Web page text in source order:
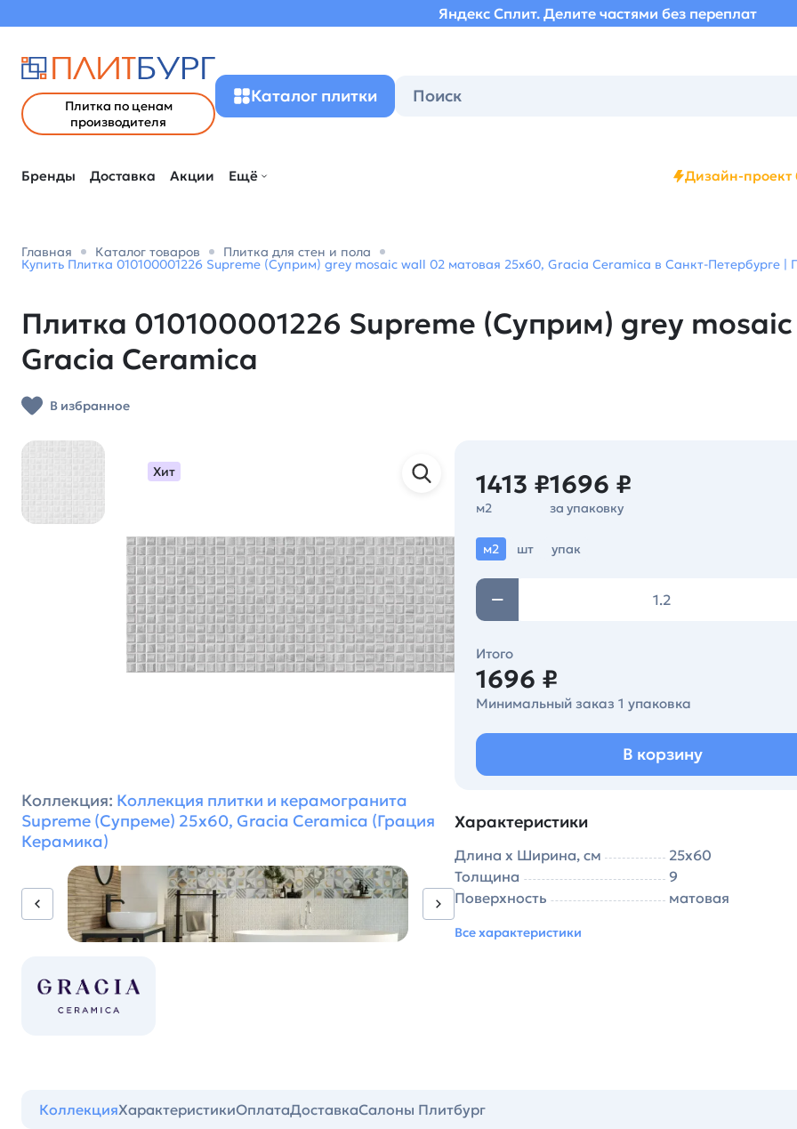
Яндекс Сплит. Делите частями без переплат
Плитка по ценам
производителя
Каталог плитки
Бренды Доставка Акции Ещё Дизайн-проект
Главная Каталог товаров Плитка для стен и пола
Купить Плитка 010100001226 Supreme (Суприм) grey mosaic wall 02 матовая 25х60, Gracia Ceramica в Санкт-Петербурге |
Плитка 010100001226 Supreme (Суприм) grey
Gracia Ceramica
В избранное
Хит
Коллекция: Коллекция плитки и керамогранита
Supreme (Супреме) 25х60, Gracia Ceramica (Грация
Керамика)
1413 ₽
м2
1696 ₽
за упаковку
м2 шт упак
Итого
1696 ₽
Минимальный заказ 1 упаковка
В корзину
Характеристики
Длина х Ширина, см
25х60
Толщина
9
Поверхность
матовая
Все характеристики
КоллекцияХарактеристикиОплатаДоставкаСалоны Плитбург